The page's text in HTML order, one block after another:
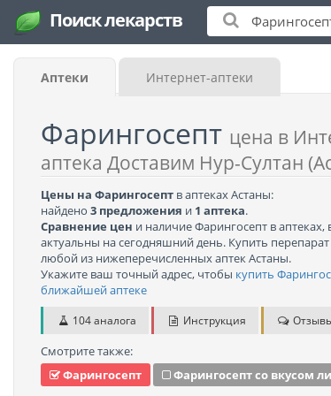
Поиск лекарств
Аптеки Интернет-аптеки
Фарингосепт цена в
аптека Доставим Нур-Султан
Цены на Фарингосепт в аптеках Астаны:
найдено 3 предложения и 1 аптека.
Сравнение цен и наличие Фарингосепт в аптеках,
актуальны на сегодняшний день. Купить
любой из нижеперечисленных аптек Астаны.
Укажите ваш точный адрес, чтобы купить
ближайшей аптеке
104 аналога Инструкция
Смотрите также:
Фарингосепт
Фарингосепт со вкусом